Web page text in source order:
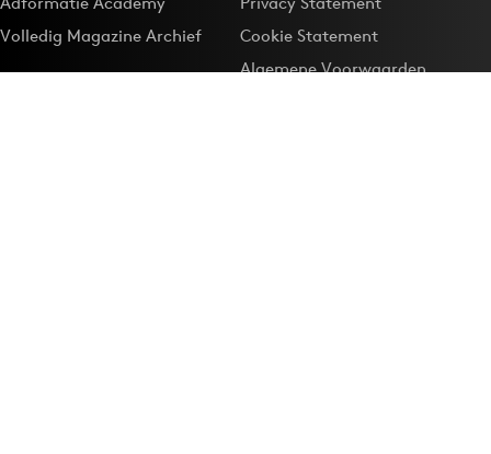
Volledig Magazine Archief
Cookie Statement
Algemene Voorwaarden